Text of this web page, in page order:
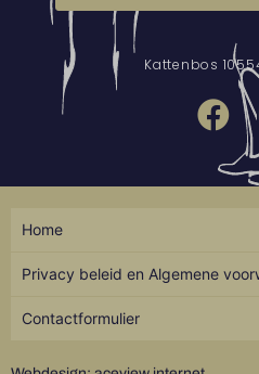
Kattenbos 10
Home
Privacy beleid en Algemene
Contactformulier